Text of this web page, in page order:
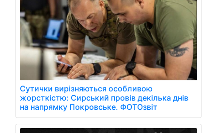
Сутички вирізняються особливою
жорсткістю: Сирський провів декілька днів
на напрямку Покровське. ФОТОзвіт